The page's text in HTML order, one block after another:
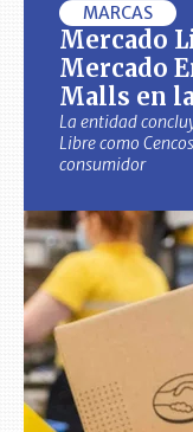
MARCAS
Mercado
Mercado
Malls en
La entidad
Libre como
consumidor